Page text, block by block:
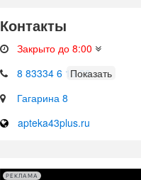
Контакты
Закрыто до 8:00
8 83334 6 13 28
Гагарина 8
apteka43plus.ru
РЕКЛАМА